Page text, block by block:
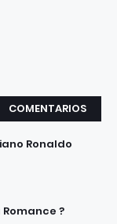
COMENTARIOS
Ronaldo
Romance ?